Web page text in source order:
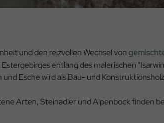
und den reizvollen Wechsel von
entlang des malerischen
Esche wird als Bau- und
Arten, Steinadler und Alpenbock finden